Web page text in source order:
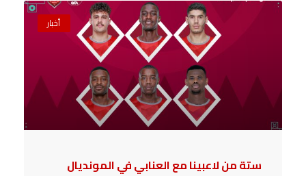
أخبار
ستة من لاعبينا مع العنابي في المونديال